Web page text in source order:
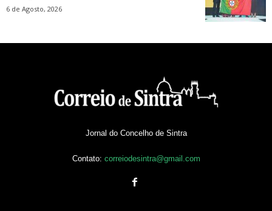
6 de Agosto, 2026
Jornal do Concelho de Sintra
Contato: correiodesintra@gmail.com